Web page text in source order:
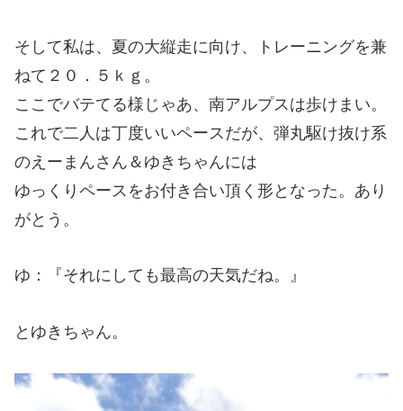
そして私は、夏の大縦走に向け、トレーニングを兼
ねて２０．５ｋｇ。
ここでバテてる様じゃあ、南アルプスは歩けまい。
これで二人は丁度いいペースだが、弾丸駆け抜け系
のえーまんさん＆ゆきちゃんには
ゆっくりペースをお付き合い頂く形となった。あり
がとう。
ゆ：『それにしても最高の天気だね。』
とゆきちゃん。